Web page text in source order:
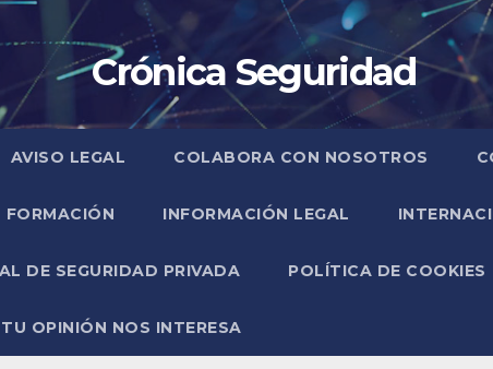
Crónica Seguridad
AVISO LEGAL COLABORA CON NOSOTROS
FORMACIÓN INFORMACIÓN LEGAL
DE SEGURIDAD PRIVADA POLÍTICA DE COOKIES
TU OPINIÓN NOS INTERESA